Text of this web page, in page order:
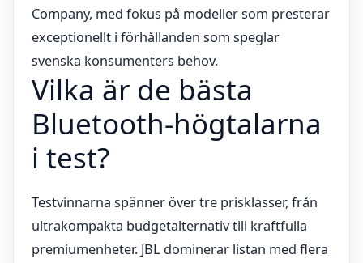
Company, med fokus på modeller som presterar
exceptionellt i förhållanden som speglar
svenska konsumenters behov.
Vilka är de bästa
Bluetooth-högtalarna
i test?
Testvinnarna spänner över tre prisklasser, från
ultrakompakta budgetalternativ till kraftfulla
premiumenheter. JBL dominerar listan med flera